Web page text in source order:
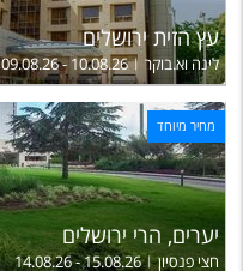
עץ הזית ירושלים
לינה וא.בוקר 09.08.26 - 10.08.26
מחיר מיוחד
יערים, הרי ירושלים
חצי פנסיון 14.08.26 - 15.08.26